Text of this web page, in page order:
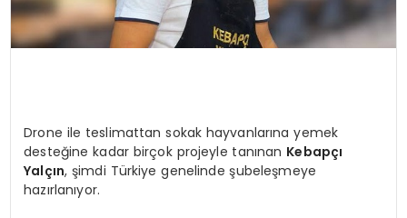
Drone ile teslimattan sokak hayvanlarına yemek
desteğine kadar birçok projeyle tanınan Kebapçı
Yalçın, şimdi Türkiye genelinde şubeleşmeye
hazırlanıyor.